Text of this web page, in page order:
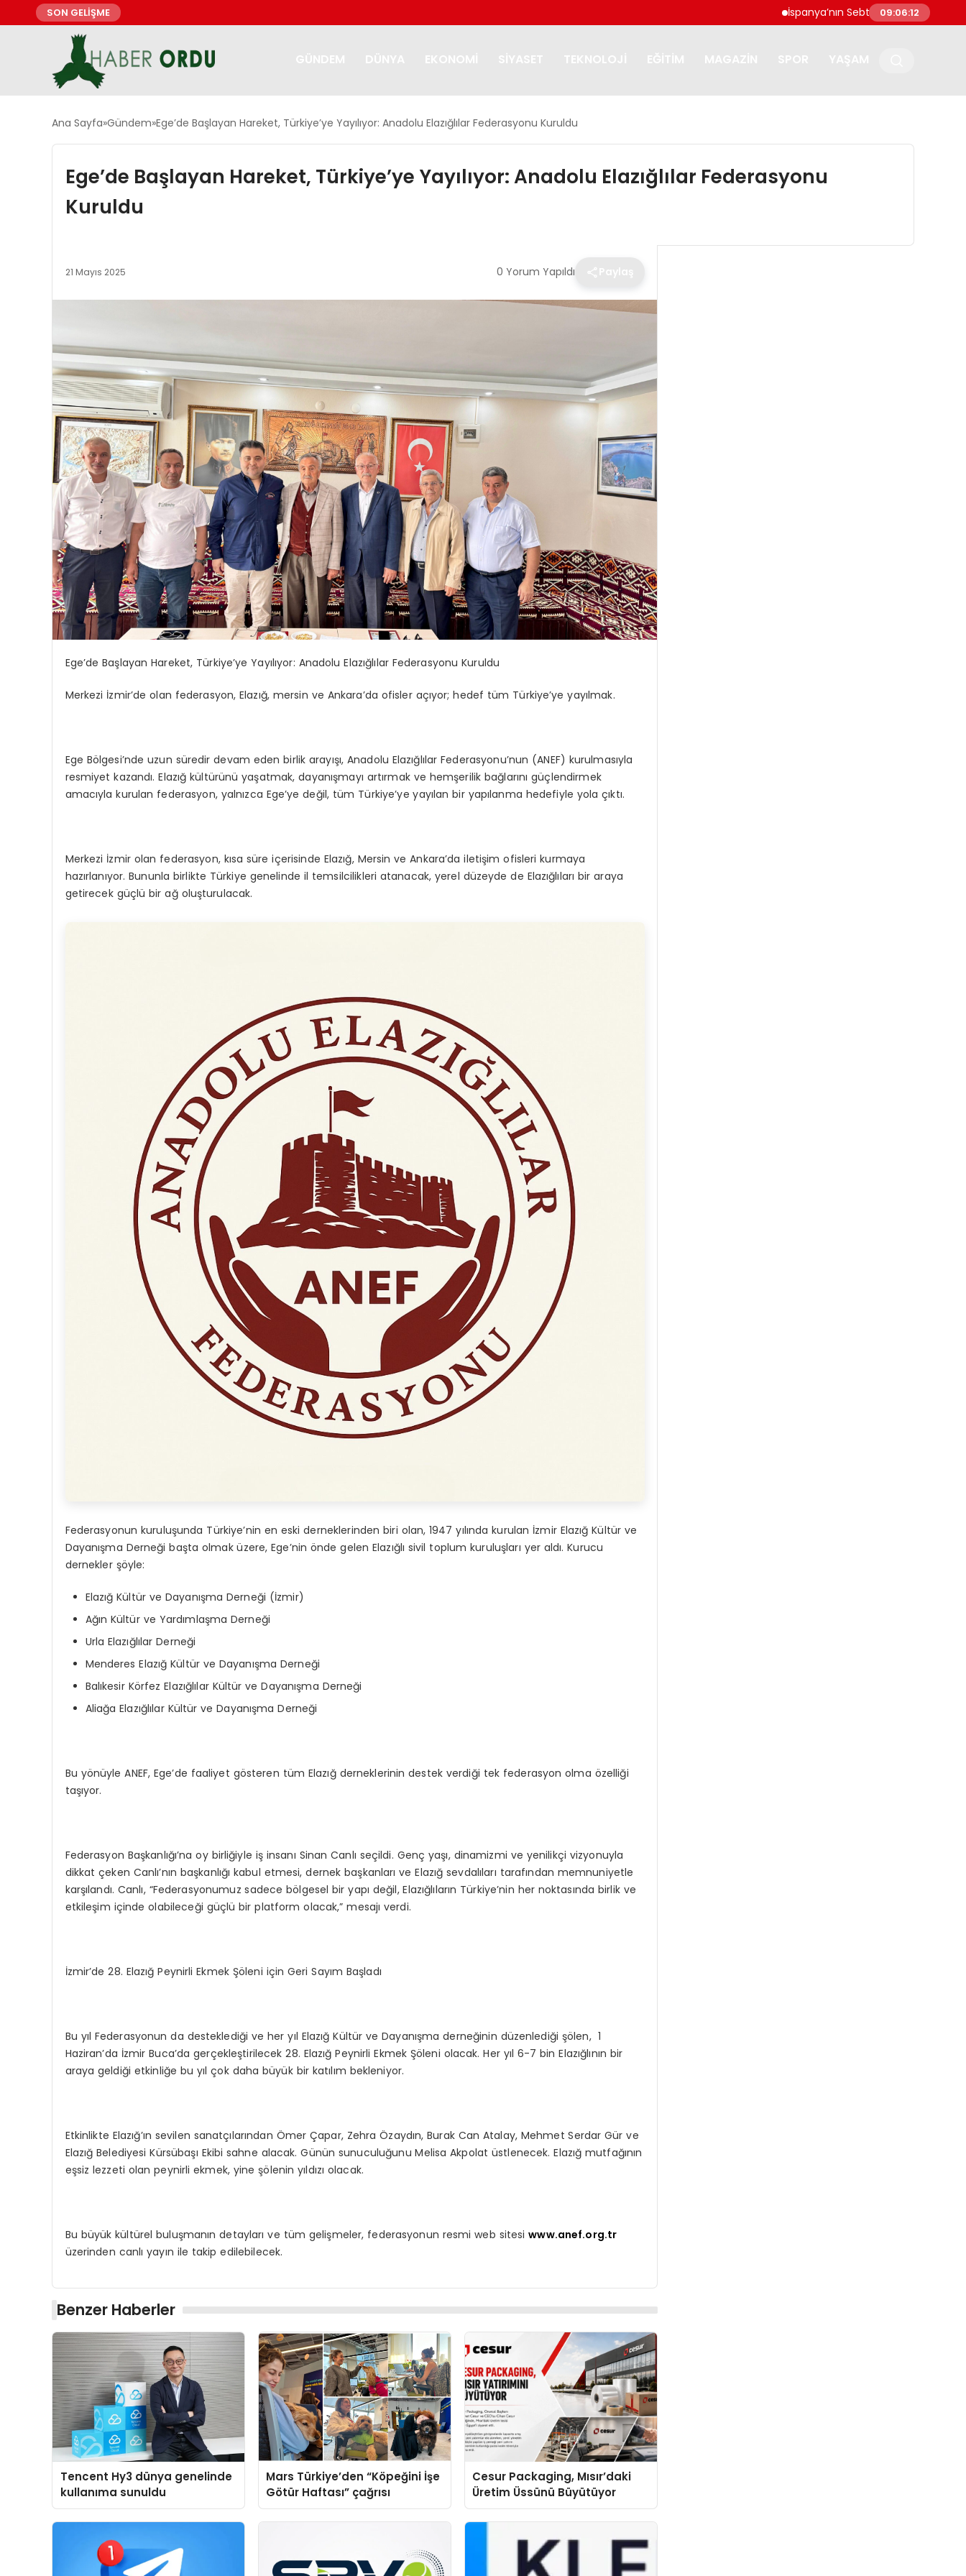
SON GELİŞME İspanya’nın Sebte kentine göçmen akını:
09:06:13
Ana Sayfa Gündem Ege’de Başlayan Hareket, Türkiye’ye Yayılıyor: Anadolu Elazığlılar Federasyonu Kuruldu
Ege’de Başlayan Hareket, Türkiye’ye Yayılıyor: Anadolu Elazığlılar Federasyonu
Kuruldu
21 Mayıs 2025 0 Yorum Yapıldı
Ege’de Başlayan Hareket, Türkiye’ye Yayılıyor: Anadolu Elazığlılar Federasyonu Kuruldu
Merkezi İzmir’de olan federasyon, Elazığ, mersin ve Ankara’da ofisler açıyor; hedef tüm Türkiye’ye yayılmak.
Ege Bölgesi’nde uzun süredir devam eden birlik arayışı, Anadolu Elazığlılar Federasyonu’nun (ANEF) kurulmasıyla
resmiyet kazandı. Elazığ kültürünü yaşatmak, dayanışmayı artırmak ve hemşerilik bağlarını güçlendirmek
amacıyla kurulan federasyon, yalnızca Ege’ye değil, tüm Türkiye’ye yayılan bir yapılanma hedefiyle yola çıktı.
Merkezi İzmir olan federasyon, kısa süre içerisinde Elazığ, Mersin ve Ankara’da iletişim ofisleri kurmaya
hazırlanıyor. Bununla birlikte Türkiye genelinde il temsilcilikleri atanacak, yerel düzeyde de Elazığlıları bir araya
getirecek güçlü bir ağ oluşturulacak.
Federasyonun kuruluşunda Türkiye’nin en eski derneklerinden biri olan, 1947 yılında kurulan İzmir Elazığ Kültür ve
Dayanışma Derneği başta olmak üzere, Ege’nin önde gelen Elazığlı sivil toplum kuruluşları yer aldı. Kurucu
dernekler şöyle:
Elazığ Kültür ve Dayanışma Derneği (İzmir)
Ağın Kültür ve Yardımlaşma Derneği
Urla Elazığlılar Derneği
Menderes Elazığ Kültür ve Dayanışma Derneği
Balıkesir Körfez Elazığlılar Kültür ve Dayanışma Derneği
Aliağa Elazığlılar Kültür ve Dayanışma Derneği
Bu yönüyle ANEF, Ege’de faaliyet gösteren tüm Elazığ derneklerinin destek verdiği tek federasyon olma özelliği
taşıyor.
Federasyon Başkanlığı’na oy birliğiyle iş insanı Sinan Canlı seçildi. Genç yaşı, dinamizmi ve yenilikçi vizyonuyla
dikkat çeken Canlı’nın başkanlığı kabul etmesi, dernek başkanları ve Elazığ sevdalıları tarafından memnuniyetle
karşılandı. Canlı, “Federasyonumuz sadece bölgesel bir yapı değil, Elazığlıların Türkiye’nin her noktasında birlik ve
etkileşim içinde olabileceği güçlü bir platform olacak,” mesajı verdi.
İzmir’de 28. Elazığ Peynirli Ekmek Şöleni için Geri Sayım Başladı
Bu yıl Federasyonun da desteklediği ve her yıl Elazığ Kültür ve Dayanışma derneğinin düzenlediği şölen, 1
Haziran’da İzmir Buca’da gerçekleştirilecek 28. Elazığ Peynirli Ekmek Şöleni olacak. Her yıl 6-7 bin Elazığlının bir
araya geldiği etkinliğe bu yıl çok daha büyük bir katılım bekleniyor.
Etkinlikte Elazığ’ın sevilen sanatçılarından Ömer Çapar, Zehra Özaydın, Burak Can Atalay, Mehmet Serdar Gür ve
Elazığ Belediyesi Kürsübaşı Ekibi sahne alacak. Günün sunuculuğunu Melisa Akpolat üstlenecek. Elazığ mutfağının
eşsiz lezzeti olan peynirli ekmek, yine şölenin yıldızı olacak.
Bu büyük kültürel buluşmanın detayları ve tüm gelişmeler, federasyonun resmi web sitesiwww.anef.org.tr
üzerinden canlı yayın ile takip edilebilecek.
Benzer Haberler
Tencent Hy3 dünya genelinde
kullanıma sunuldu
Mars Türkiye’den “Köpeğini İşe
Götür Haftası” çağrısı
Cesur Packaging, Mısır’daki
Üretim Üssünü Büyütüyor